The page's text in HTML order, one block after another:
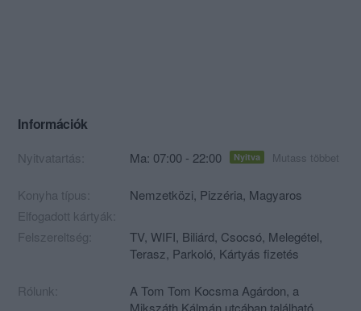
Információk
Nyitvatartás: Ma: 07:00 - 22:00 Nyitva Mutass többet
Konyha típus: Nemzetközi, Pizzéria, Magyaros
Elfogadott kártyák:
Felszereltség:
TV, WIFI, Biliárd, Csocsó, Melegétel,
Terasz, Parkoló, Kártyás fizetés
Rólunk:
A Tom Tom Kocsma Agárdon, a
Mikszáth Kálmán utcában található.